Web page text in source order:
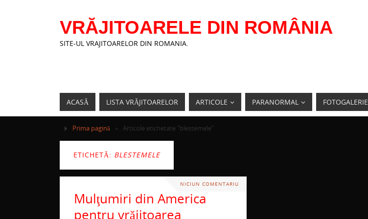
VRĂJITOARELE DIN ROMÂNIA
SITE-UL VRAJITOARELOR DIN ROMANIA.
ACASĂ LISTA VRĂJITOARELOR ARTICOLE PARANORMAL FOTOGALERIE
Prima pagină » Articole etichetate "blestemele"
ETICHETĂ: BLESTEMELE
NICIUN COMENTARIU
Mulţumiri din America
pentru vrăjitoarea